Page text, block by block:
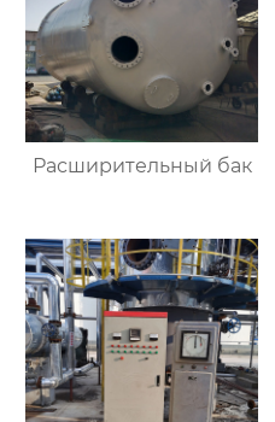
Расширительный бак